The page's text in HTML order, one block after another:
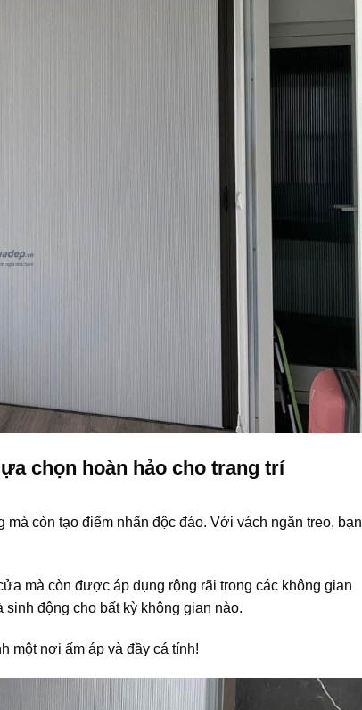
chọn hoàn hảo cho trang trí
còn tạo điểm nhấn độc đáo. Với vách ngăn treo, bạn
mà còn được áp dụng rộng rãi trong các không gian
động cho bất kỳ không gian nào.
một nơi ấm áp và đầy cá tính!